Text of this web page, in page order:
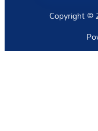
Copyright ©